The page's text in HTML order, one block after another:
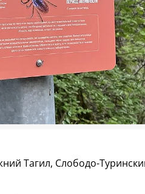
Тагил, Слободо-